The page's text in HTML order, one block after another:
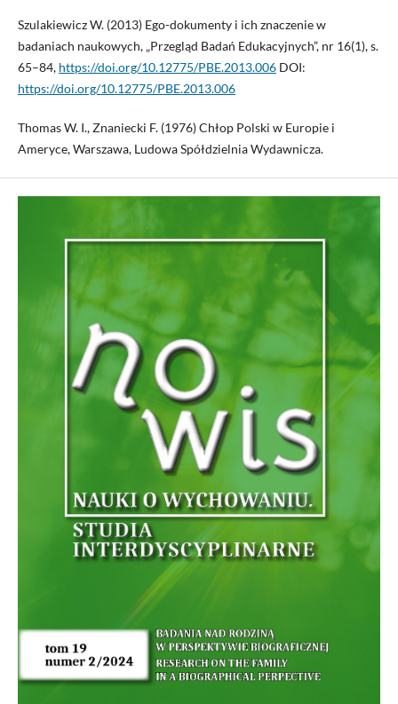
Szulakiewicz W. (2013) Ego-dokumenty i ich znaczenie w
badaniach naukowych, „Przegląd Badań Edukacyjnych”, nr 16(1), s.
65–84, https://doi.org/10.12775/PBE.2013.006DOI:
https://doi.org/10.12775/PBE.2013.006
Thomas W. I., Znaniecki F. (1976) Chłop Polski w Europie i
Ameryce, Warszawa, Ludowa Spółdzielnia Wydawnicza.